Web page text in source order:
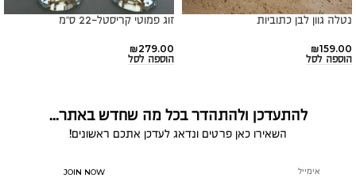
נטלה גוון לבן כתוביות
₪159.00
הוספה לסל
זוג פמוטי קריסטל-22 ס”מ
₪279.00
הוספה לסל
להתעדכן ולהתהדר בכל מה שחדש באתר...
השאירו כאן פרטים ונדאג לעדכן אתכם ראשונים!
JOIN NOW